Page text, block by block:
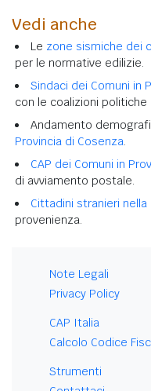
Vedi anche
Le zone sismiche dei
per le normative edilizie.
Sindaci dei Comuni in
con le coalizioni politiche
Andamento
Provincia di Cosenza.
CAP dei Comuni in
di avviamento postale.
Cittadini stranieri nella
provenienza.
Note Legali
Privacy Policy
CAP Italia
Calcolo Codice
Strumenti